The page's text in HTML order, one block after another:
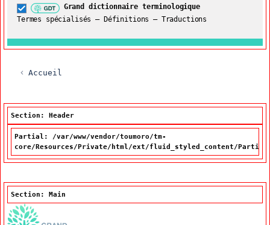
Grand dictionnaire terminologique
Termes spécialisés – Définitions – Traductions
Accueil
Section: Header
Partial: /var/www/vendor/toumoro/tm-
core/Resources/Private/html/ext/fluid_styled_content/
Section: Main